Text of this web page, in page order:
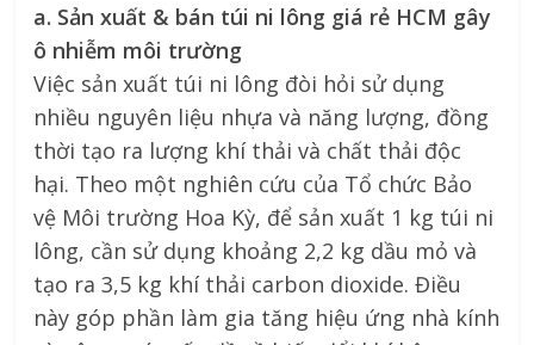
a. Sản xuất & bán túi ni lông giá rẻ HCM gây
ô nhiễm môi trường
Việc sản xuất túi ni lông đòi hỏi sử dụng
nhiều nguyên liệu nhựa và năng lượng, đồng
thời tạo ra lượng khí thải và chất thải độc
hại. Theo một nghiên cứu của Tổ chức Bảo
vệ Môi trường Hoa Kỳ, để sản xuất 1 kg túi ni
lông, cần sử dụng khoảng 2,2 kg dầu mỏ và
tạo ra 3,5 kg khí thải carbon dioxide. Điều
này góp phần làm gia tăng hiệu ứng nhà kính